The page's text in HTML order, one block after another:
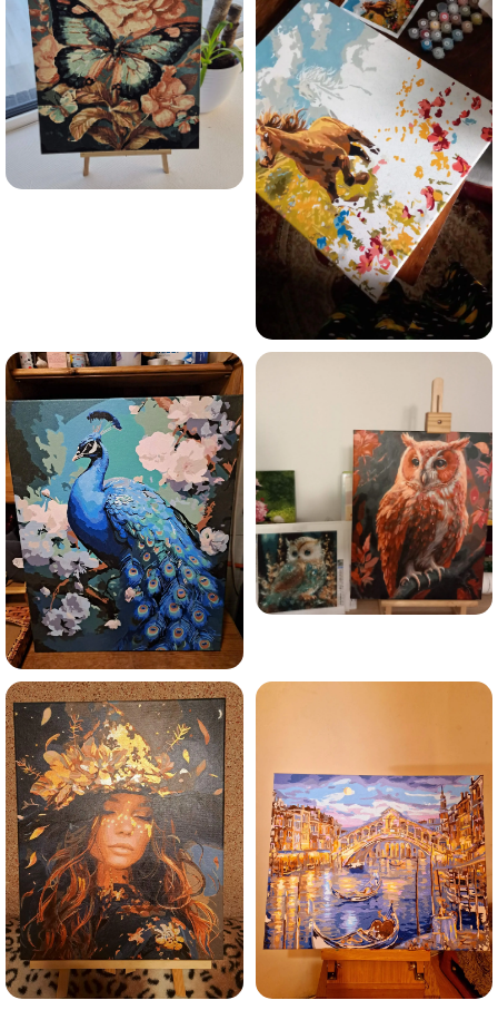
Olen tutvunud Maalihobi.ee privaatsuspoliitikaga ja
nõustun sellega
Maalihobi.eePrivaatsuspoliitika
TELLI